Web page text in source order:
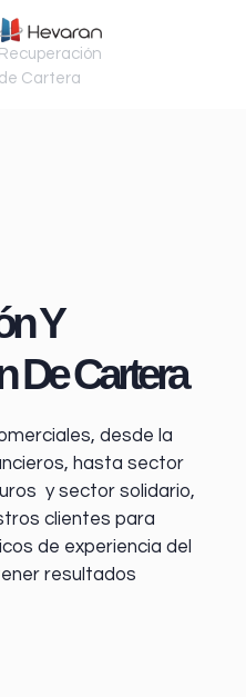
Recuperación
de Cartera
Y
De Cartera
desde la
, hasta sector
y sector solidario,
clientes para
de experiencia del
resultados